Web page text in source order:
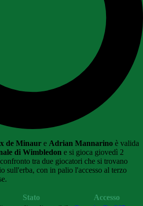
de Minaur e Adrian Mannarino è valida
di Wimbledon e si gioca giovedì 2
tra due giocatori che si trovano
sull'erba, con in palio l'accesso al terzo
Stato
Accesso